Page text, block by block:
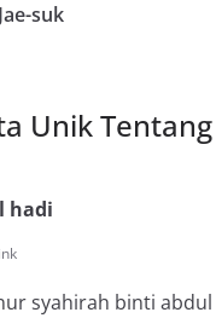
suk
Unik
hadi
syahirah binti